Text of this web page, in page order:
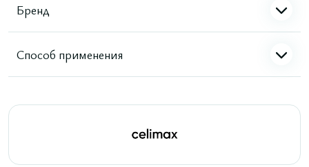
Бренд
Способ применения